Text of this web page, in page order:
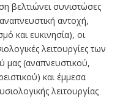
βελτιώνει συνιστώσες
αντοχή,
και ευκινησία), οι
λειτουργίες των
μας (αναπνευστικού,
και έμμεσα
λειτουργίας